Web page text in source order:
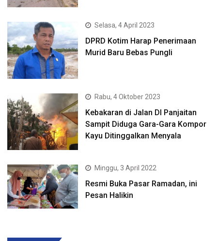
Selasa, 4 April 2023
DPRD Kotim Harap Penerimaan
Murid Baru Bebas Pungli
Rabu, 4 Oktober 2023
Kebakaran di Jalan DI Panjaitan
Sampit Diduga Gara-Gara Kompor
Kayu Ditinggalkan Menyala
Minggu, 3 April 2022
Resmi Buka Pasar Ramadan, ini
Pesan Halikin